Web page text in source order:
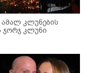
კლუნების
ჯორჯ კლუნი